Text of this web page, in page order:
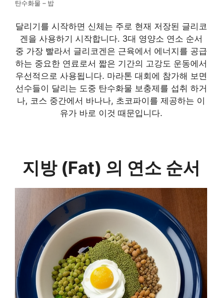
탄수화물 – 밥
달리기를 시작하면 신체는 주로 현재 저장된 글리코
겐을 사용하기 시작합니다. 3대 영양소 연소 순서
중 가장 빨라서 글리코겐은 근육에서 에너지를 공급
하는 중요한 연료로서 짧은 기간의 고강도 운동에서
우선적으로 사용됩니다. 마라톤 대회에 참가해 보면
선수들이 달리는 도중 탄수화물 보충제를 섭취 하거
나, 코스 중간에서 바나나, 초코파이를 제공하는 이
유가 바로 이것 때문입니다.
지방 (Fat) 의 연소 순서